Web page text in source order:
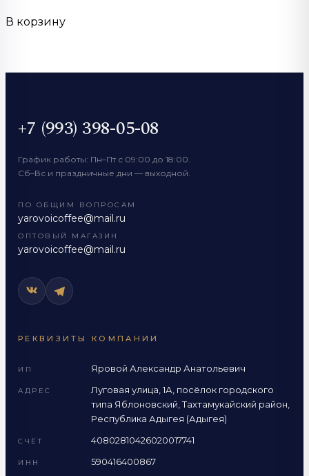
В корзину
+7 (993) 398-05-08
График работы: Пн–Пт с 09:00 до 18:00.
Сб–Вс и праздничные дни — выходной.
ПО ОБЩИМ ВОПРОСАМ
yarovoicoffee@mail.ru
ОПТОВЫЙ МАГАЗИН
yarovoicoffee@mail.ru
РЕКВИЗИТЫ КОМПАНИИ
ИП Яровой Александр Анатольевич
АДРЕС
Луговая улица, 1А, посёлок городского
типа Яблоновский, Тахтамукайский район,
Республика Адыгея (Адыгея)
СЧЁТ 40802810426020017741
ИНН 590416400867